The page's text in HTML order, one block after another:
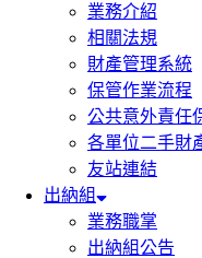
業務介紹
相關法規
財產管理系統
保管作業流程
公共意外責任
各單位二手財
友站連結
出納組
業務職掌
出納組公告